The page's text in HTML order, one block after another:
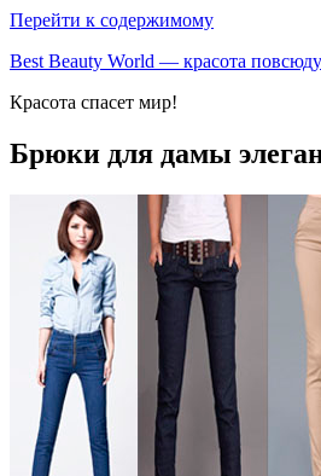
Перейти к содержимому
Best Beauty World — красота
Красота спасет мир!
Брюки для дамы